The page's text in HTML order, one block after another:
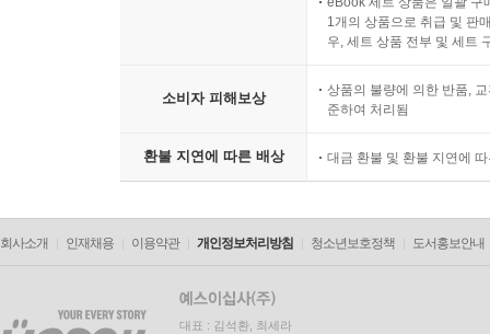
1개의 상품으로 취급 및 판
우, 세트 상품 전부 및 세트
소비자 피해보상
상품의 불량에 의한 반품,
준하여 처리됨
환불 지연에 따른 배상 대금 환불 및 환불 지연에
회사소개 인재채용 이용약관 개인정보처리방침 청소년보호정책 도서홍보안내
대표 : 김석환, 최세라